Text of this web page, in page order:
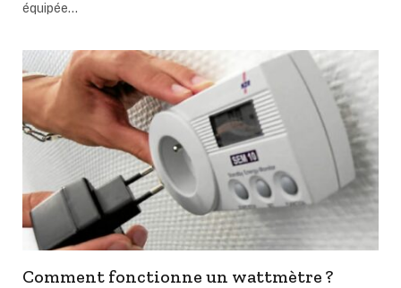
équipée…
Comment fonctionne un wattmètre ?